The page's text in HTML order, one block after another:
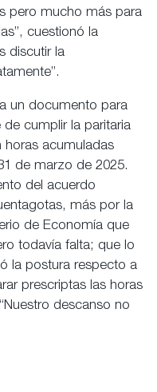
pero mucho más para
cuestionó la
discutir la
un documento para
cumplir la paritaria
horas acumuladas
de marzo de 2025.
del acuerdo
más por la
de Economía que
todavía falta; que lo
la postura respecto a
prescriptas las horas
descanso no